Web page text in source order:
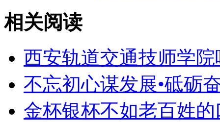
相关阅读
西安轨道交通技师学
不忘初心谋发展•砥砺
金杯银杯不如老百姓的